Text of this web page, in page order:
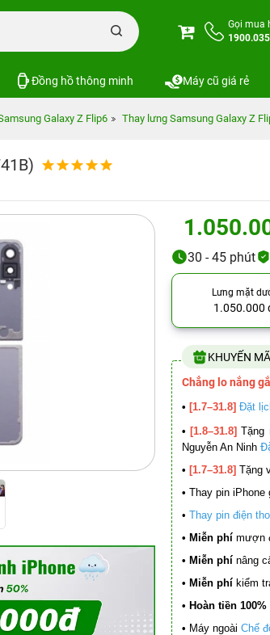
Gọi mua
Đồng hồ thông minh Máy cũ giá rẻ
Galaxy Z Flip6 Thay lưng Samsung Galaxy Z
30 - 45 phút
Lưng mặt
1.050.000
KHUYẾN
Chẳng lo nắng
• [1.7–31.8] Đặt
• [1.8–31.8] Tặng
Nguyễn An Ninh
• [1.7–31.8] Tặng
• Thay pin iPhone
• Thay pin điện
• Miễn phí mượn
• Miễn phí nâng
• Miễn phí kiểm
• Hoàn tiền 100%
• Máy ngoài Chế